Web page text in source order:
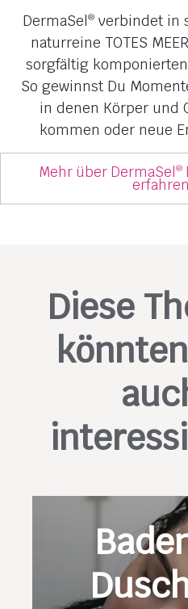
DermaSel®verbindet in
naturreine TOTES
sorgfältig
So gewinnst Du
in denen Körper und
kommen oder neue
Mehr über DermaSel ®
erfahren
Diese